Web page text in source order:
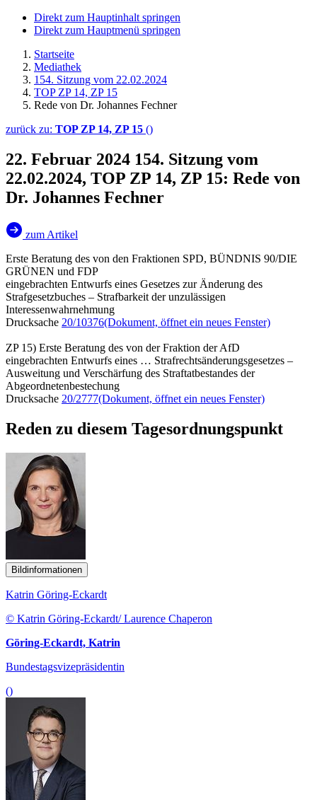
Direkt zum Hauptinhalt springen
Direkt zum Hauptmenü springen
Startseite
Mediathek
154. Sitzung vom 22.02.2024
TOP ZP 14, ZP 15
Rede von Dr. Johannes Fechner
zurück zu: TOP ZP 14, ZP 15 ()
22. Februar 2024 154. Sitzung vom
22.02.2024, TOP ZP 14, ZP 15: Rede von
Dr. Johannes Fechner
zum Artikel
Erste Beratung des von den Fraktionen SPD, BÜNDNIS 90/DIE
GRÜNEN und FDP
eingebrachten Entwurfs eines Gesetzes zur Änderung des
Strafgesetzbuches – Strafbarkeit der unzulässigen
Interessenwahrnehmung
Drucksache 20/10376(Dokument, öffnet ein neues Fenster)
ZP 15) Erste Beratung des von der Fraktion der AfD
eingebrachten Entwurfs eines … Strafrechtsänderungsgesetzes –
Ausweitung und Verschärfung des Straftatbestandes der
Abgeordnetenbestechung
Drucksache 20/2777(Dokument, öffnet ein neues Fenster)
Reden zu diesem Tagesordnungspunkt
Bildinformationen
Katrin Göring-Eckardt
© Katrin Göring-Eckardt/ Laurence Chaperon
Göring-Eckardt, Katrin
Bundestagsvizepräsidentin
()